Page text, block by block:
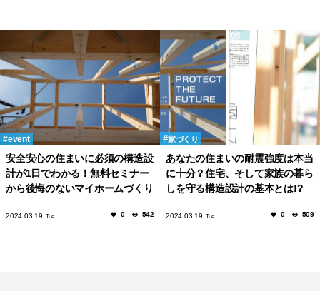
event
安全安心の住まいに必須の構造設
計が1日でわかる！無料セミナー
から後悔のないマイホームづくり
2024.03.19 Tue 0 542
家づくり
あなたの住まいの耐震強度は本当
に十分？住宅、そして家族の暮ら
しを守る構造設計の基本とは!?
2024.03.19 Tue 0 509